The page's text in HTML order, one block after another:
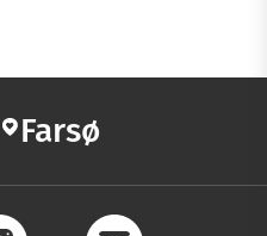
Farsø